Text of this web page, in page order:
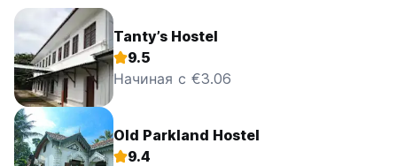
Tanty’s Hostel
9.5
Начиная с €3.06
Old Parkland Hostel
9.4